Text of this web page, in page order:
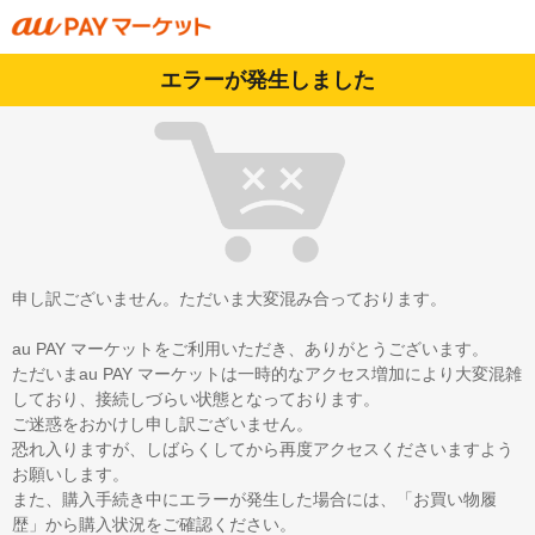
エラーが発生しました
申し訳ございません。ただいま大変混み合っております。
au PAY マーケットをご利用いただき、ありがとうございます。
ただいまau PAY マーケットは一時的なアクセス増加により大変混雑
しており、接続しづらい状態となっております。
ご迷惑をおかけし申し訳ございません。
恐れ入りますが、しばらくしてから再度アクセスくださいますよう
お願いします。
また、購入手続き中にエラーが発生した場合には、「お買い物履
歴」から購入状況をご確認ください。